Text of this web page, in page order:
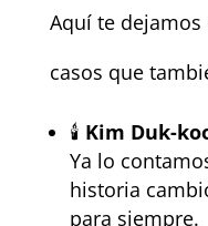
Aquí te
casos que
🕯️ Kim Duk-
Ya lo
historia
para siempre.